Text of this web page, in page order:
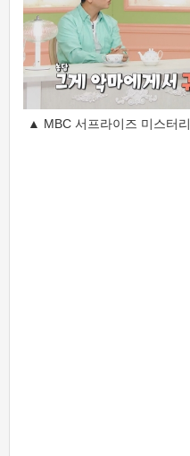
▲ MBC 서프라이즈 미스터